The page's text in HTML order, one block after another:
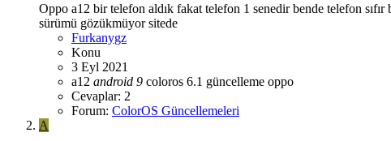
Oppo a12 bir telefon aldık fakat telefon 1 senedir bende telefon
sürümü gözükmüyor sitede
Furkanygz
Konu
3 Eyl 2021
a12 android 9 coloros 6.1 güncelleme oppo
Cevaplar: 2
Forum: ColorOS Güncellemeleri
A